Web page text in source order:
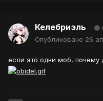
Келебриэль
Опубликовано 26
если это одни моб, почему